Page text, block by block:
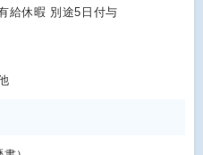
給休暇 別途5日付与